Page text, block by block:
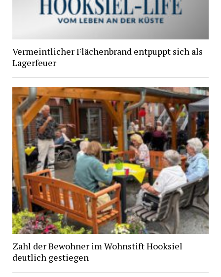
Vermeintlicher Flächenbrand entpuppt sich als
Lagerfeuer
Zahl der Bewohner im Wohnstift Hooksiel
deutlich gestiegen